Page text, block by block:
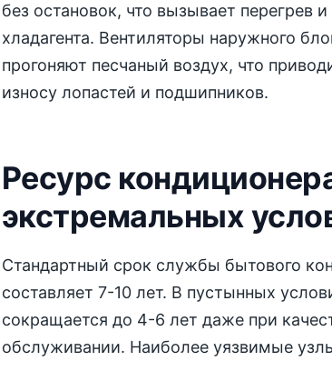
без остановок, что вызывает перегрев
хладагента. Вентиляторы наружного
прогоняют песчаный воздух, что
износу лопастей и подшипников.
Ресурс
экстремальных
Стандартный срок службы бытового
составляет 7-10 лет. В пустынных
сокращается до 4-6 лет даже при
обслуживании. Наиболее уязвимые